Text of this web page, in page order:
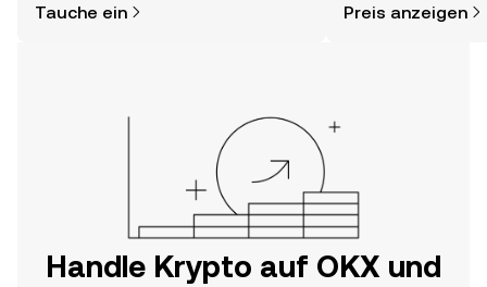
direkt in der OKX-App oder hier im
Tauche ein
Neuigkeiten und
Preis anzeigen
Handle Krypto auf OKX und